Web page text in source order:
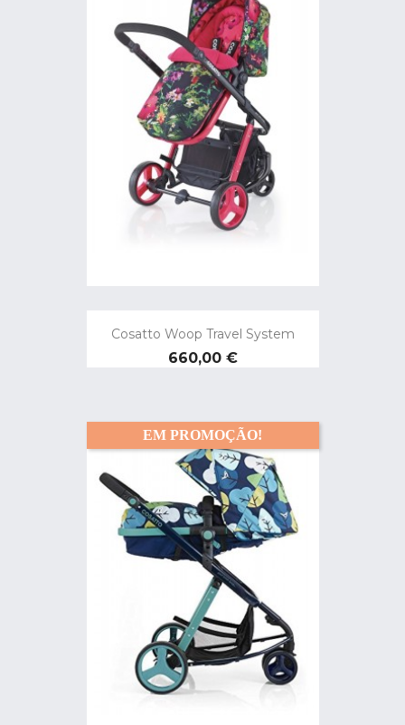
Cosatto Woop Travel System
Preço
660,00 €
EM PROMOÇÃO!